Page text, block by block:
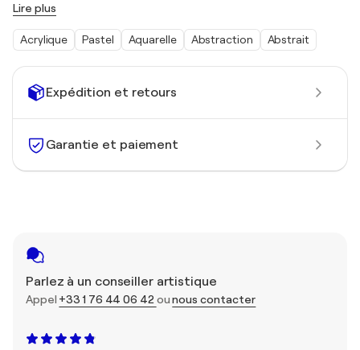
Expédition et retours
Garantie et paiement
Parlez à un conseiller artistique
Appel +33 1 76 44 06 42 ounous contacter
Lire plus
Acrylique Pastel Aquarelle Abstraction Abstrait